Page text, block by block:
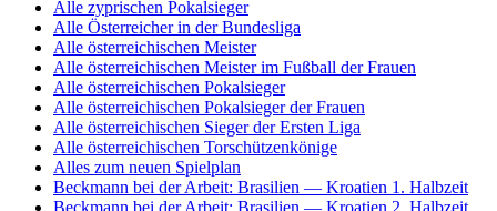
Alle zyprischen Pokalsieger
Alle Österreicher in der Bundesliga
Alle österreichischen Meister
Alle österreichischen Meister im Fußball der Frauen
Alle österreichischen Pokalsieger
Alle österreichischen Pokalsieger der Frauen
Alle österreichischen Sieger der Ersten Liga
Alle österreichischen Torschützenkönige
Alles zum neuen Spielplan
Beckmann bei der Arbeit: Brasilien — Kroatien 1. Halbzeit
Beckmann bei der Arbeit: Brasilien — Kroatien 2. Halbzeit